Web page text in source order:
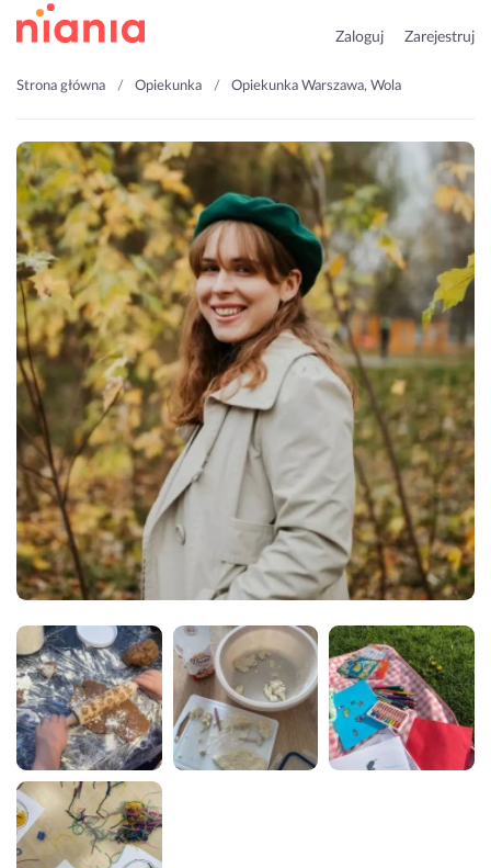
Zaloguj Zarejestruj
Strona główna Opiekunka Opiekunka Warszawa, Wola